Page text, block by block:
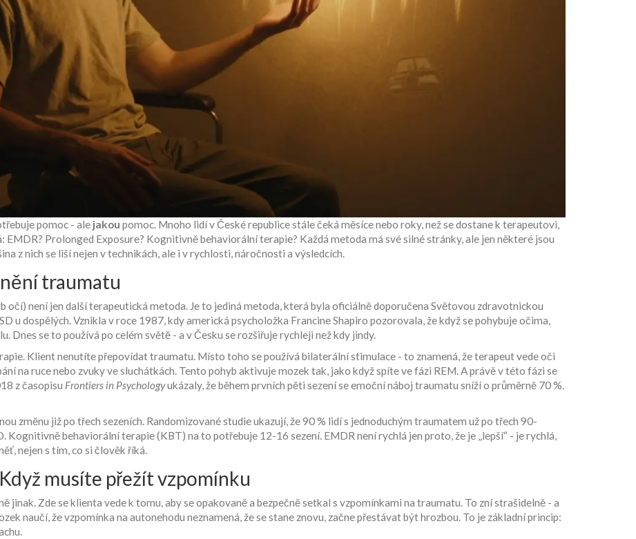
pomoc - ale jakou pomoc. Mnoho lidí v České republice stále čeká měsíce nebo roky, než se dostane k terapeutovi,
EMDR? Prolonged Exposure? Kognitivně behaviorální terapie? Každá metoda má své silné stránky, ale jen některé jsou
z nich se liší nejen v technikách, ale i v rychlosti, náročnosti a výsledcích.
traumatu
očí) není jen další terapeutická metoda. Je to jediná metoda, která byla oficiálně doporučena Světovou zdravotnickou
u dospělých. Vznikla v roce 1987, kdy americká psycholožka Francine Shapiro pozorovala, že když se pohybuje očima,
Dnes se to používá po celém světě - a v Česku se rozšiřuje rychleji než kdy jindy.
Klient nenutíte přepovídat traumatu. Místo toho se používá bilaterální stimulace - to znamená, že terapeut vede oči
na ruce nebo zvuky ve sluchátkách. Tento pohyb aktivuje mozek tak, jako když spíte ve fázi REM. A právě v této fázi se
z časopisu Frontiers in Psychologyukázaly, že během prvních pěti sezení se emoční náboj traumatu sníží o průměrně 70 %.
změnu již po třech sezeních. Randomizované studie ukazují, že 90 % lidí s jednoduchým traumatem už po třech 90-
Kognitivně behaviorální terapie (KBT) na to potřebuje 12-16 sezení. EMDR není rychlá jen proto, že je „lepší“ - je rychlá,
nejen s tím, co si člověk říká.
musíte přežít vzpomínku
jinak. Zde se klienta vede k tomu, aby se opakovaně a bezpečně setkal s vzpomínkami na traumatu. To zní strašidelně - a
naučí, že vzpomínka na autonehodu neznamená, že se stane znovu, začne přestávat být hrozbou. To je základní princip: